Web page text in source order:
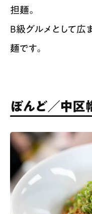
担麺。
B級グルメとして広
麺です。
ぼんど／中区